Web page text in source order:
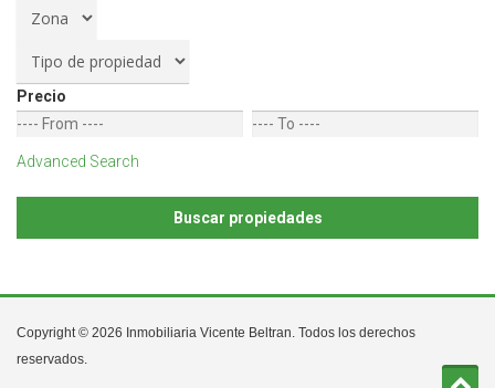
Precio
Advanced Search
Copyright © 2026 Inmobiliaria Vicente Beltran. Todos los derechos
reservados.